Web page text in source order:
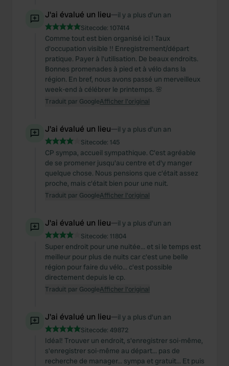
J'ai évalué un lieu—il y a plus d’un an
Sitecode: 107414
Comme tout est bien organisé ici ! Taux
d'occupation visible !! Enregistrement/départ
pratique. Payer à l'utilisation. De beaux endroits.
Bonnes promenades à pied et à vélo dans la
région. En bref, nous avons passé un merveilleux
week-end à célébrer le printemps. 🌸
Traduit par GoogleAfficher l'original
J'ai évalué un lieu—il y a plus d’un an
Sitecode: 145
CP sympa, accueil sympathique. C'est agréable
de se promener jusqu'au centre et d'y manger
quelque chose. Nous pensions que c'était assez
proche, mais c'était bien pour une nuit.
Traduit par GoogleAfficher l'original
J'ai évalué un lieu—il y a plus d’un an
Sitecode: 11804
Super endroit pour une nuitée... et si le temps est
meilleur pour plus de nuits car c'est une belle
région pour faire du vélo... c'est possible
directement depuis le cp.
Traduit par GoogleAfficher l'original
J'ai évalué un lieu—il y a plus d’un an
Sitecode: 49872
Idéal! Trouver un endroit, s'enregistrer soi-même,
s'enregistrer soi-même au départ... pas de
recherche de manager... sympa et gratuit... Et puis